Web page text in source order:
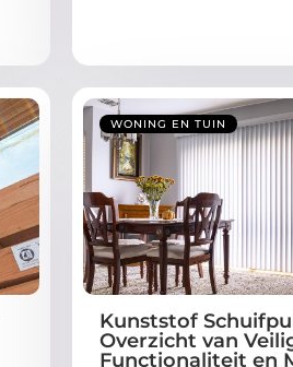
WONING EN TUIN
Kunststof
Overzicht van
Functionaliteit en